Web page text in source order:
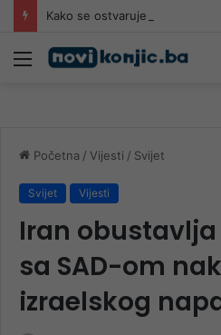
Meni
Početna / Vijesti / Svijet
Svijet Vijesti
Iran
sa SAD-om
izraelskog